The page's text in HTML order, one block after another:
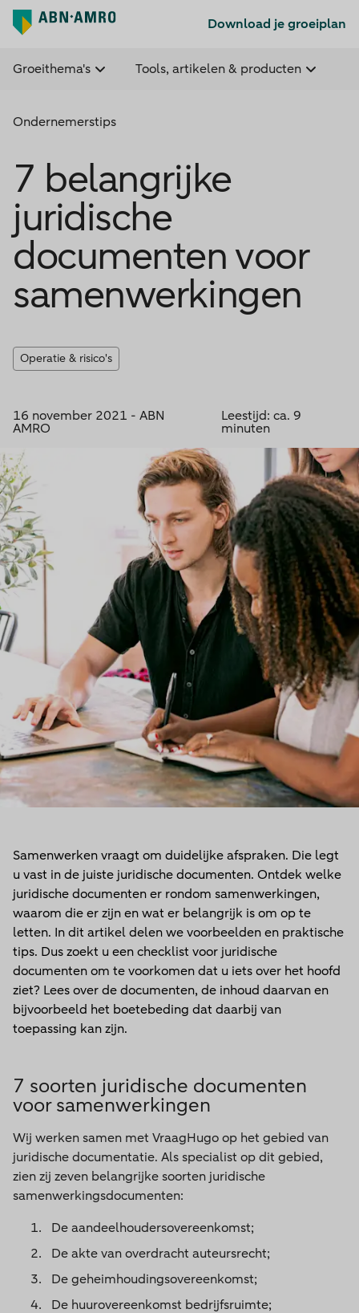
Download je groeiplan
Groeithema's Tools, artikelen & producten
Ondernemerstips
7 belangrijke
juridische
documenten voor
samenwerkingen
Operatie & risico's
16 november 2021 - ABN
AMRO
Leestijd: ca. 9
minuten
Samenwerken vraagt om duidelijke afspraken. Die legt
u vast in de juiste juridische documenten. Ontdek welke
juridische documenten er rondom samenwerkingen,
waarom die er zijn en wat er belangrijk is om op te
letten. In dit artikel delen we voorbeelden en praktische
tips. Dus zoekt u een checklist voor juridische
documenten om te voorkomen dat u iets over het hoofd
ziet? Lees over de documenten, de inhoud daarvan en
bijvoorbeeld het boetebeding dat daarbij van
toepassing kan zijn.
7 soorten juridische documenten
voor samenwerkingen
Wij werken samen met VraagHugo op het gebied van
juridische documentatie. Als specialist op dit gebied,
zien zij zeven belangrijke soorten juridische
samenwerkingsdocumenten:
De aandeelhoudersovereenkomst;
De akte van overdracht auteursrecht;
De geheimhoudingsovereenkomst;
De huurovereenkomst bedrijfsruimte;